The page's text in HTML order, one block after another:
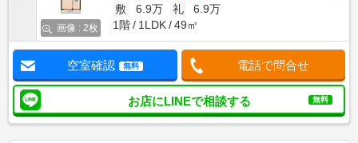
画像 : 2枚
敷
6.9万 礼
6.9万
1階
1LDK 49㎡
空室確認 無料 電話で問合せ
お店にLINEで相談する 無料